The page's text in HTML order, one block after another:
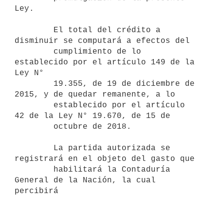
Ley.
disminuir se computará a efectos del
establecido por el artículo 149 de la
Ley N°
2015, y de quedar remanente, a lo
42 de la Ley N° 19.670, de 15 de
registrará en el objeto del gasto que
General de la Nación, la cual
percibirá